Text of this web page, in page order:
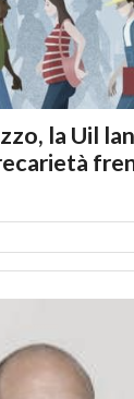
la Uil